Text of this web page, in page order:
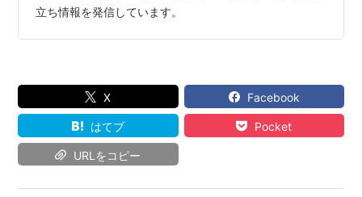
立ち情報を発信しています。
X Facebook
はてブ Pocket
URLをコピー